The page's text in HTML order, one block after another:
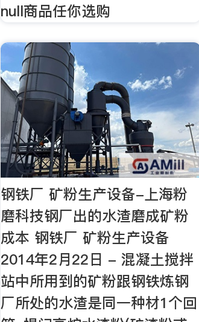
null商品任你选购
钢铁厂 矿粉生产设备-上海粉
磨科技钢厂出的水渣磨成矿粉
成本 钢铁厂 矿粉生产设备
2014年2月22日 - 混凝土搅拌
站中所用到的矿粉跟钢铁炼钢
厂所处的水渣是同一种材1个回